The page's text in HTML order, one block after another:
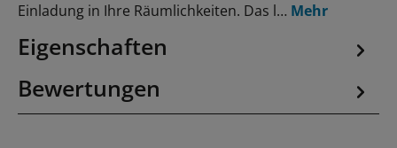
Einladung in Ihre Räumlichkeiten. Das l… Mehr
Eigenschaften
Bewertungen